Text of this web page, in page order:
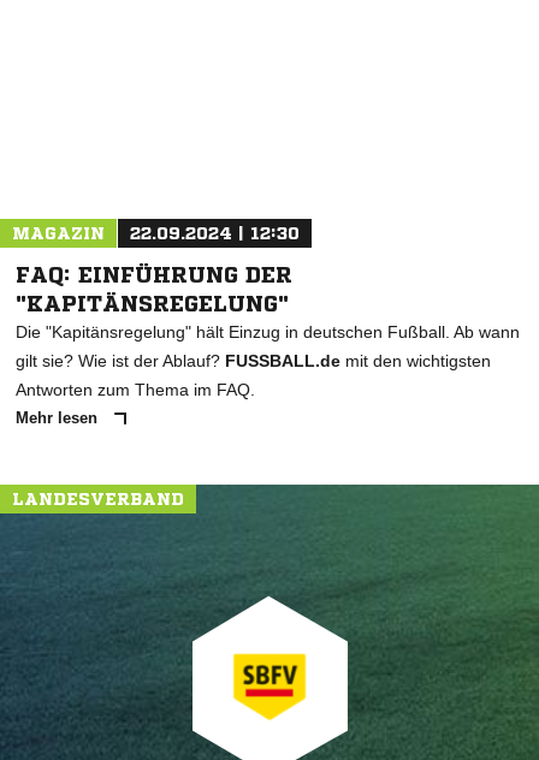
MAGAZIN 22.09.2024 | 12:30
FAQ: EINFÜHRUNG DER
"KAPITÄNSREGELUNG"
Die "Kapitänsregelung" hält Einzug in deutschen Fußball. Ab wann
gilt sie? Wie ist der Ablauf? FUSSBALL.de mit den wichtigsten
Antworten zum Thema im FAQ.
Mehr lesen
LANDESVERBAND